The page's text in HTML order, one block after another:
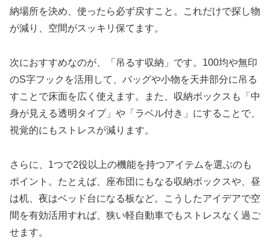
納場所を決め、使ったら必ず戻すこと。これだけで探し物
が減り、空間がスッキリ保てます。
次におすすめなのが、「吊るす収納」です。100均や無印
のS字フックを活用して、バッグや小物を天井部分に吊る
すことで床面を広く使えます。また、収納ボックスも「中
身が見える透明タイプ」や「ラベル付き」にすることで、
視覚的にもストレスが減ります。
さらに、1つで2役以上の機能を持つアイテムを選ぶのも
ポイント。たとえば、座布団にもなる収納ボックスや、昼
は机、夜はベッド台になる板など。こうしたアイデアで空
間を有効活用すれば、狭い軽自動車でもストレスなく過ご
せます。